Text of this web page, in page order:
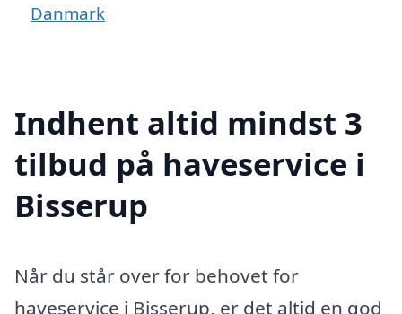
Danmark
Indhent altid mindst 3
tilbud på haveservice i
Bisserup
Når du står over for behovet for
haveservice i Bisserup, er det altid en god